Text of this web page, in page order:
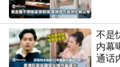
不是
内幕
通话